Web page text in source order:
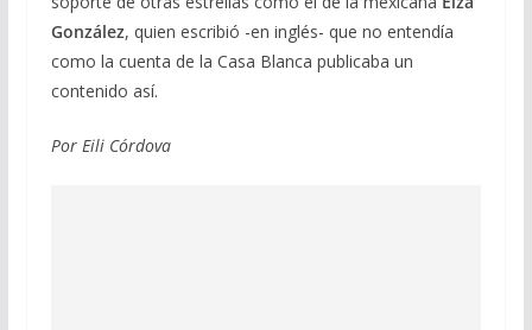
González, quien escribió -en inglés- que no entendía
como la cuenta de la Casa Blanca publicaba un
contenido así.
Por Eili Córdova